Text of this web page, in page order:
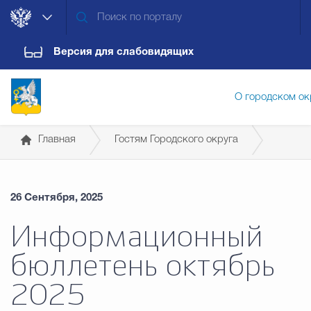
Версия для слабовидящих
О городском
Новости Обращения граждан
Главная Гостям Городского округа
26 Сентября, 2025
Информационный
бюллетень октябрь
2025